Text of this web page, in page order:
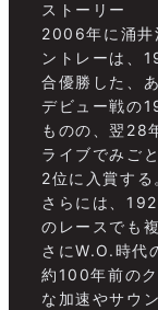
ストーリー
2006年に涌井
ントレーは、
合優勝した、
デビュー戦の
ものの、翌28
ライブでみご
2位に入賞する
さらには、
のレースでも
さにW.O.時代
約100年前の
な加速やサウ